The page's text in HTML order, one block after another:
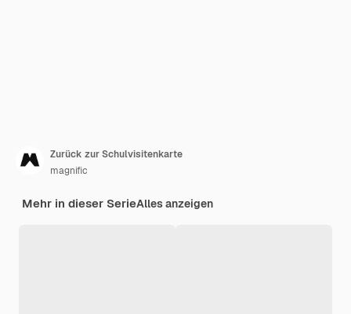
Zurück zur Schulvisitenkarte
magnific
Mehr in dieser SerieAlles anzeigen